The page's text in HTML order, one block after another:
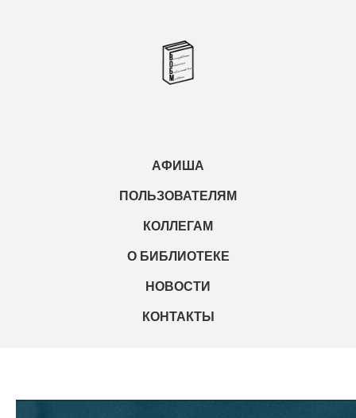
АФИША
ПОЛЬЗОВАТЕЛЯМ
КОЛЛЕГАМ
О БИБЛИОТЕКЕ
НОВОСТИ
КОНТАКТЫ